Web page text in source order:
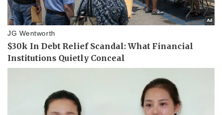
Khởi nghiệp
Tiêu dùng
Tỷ giá
Chứng khoán